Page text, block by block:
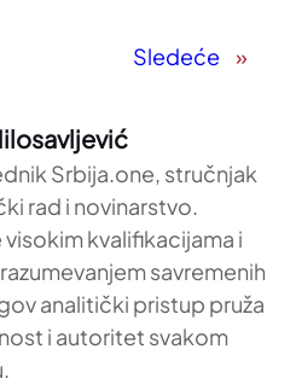
Sledeće »
Srbija.one, stručnjak
rad i novinarstvo.
visokim kvalifikacijama i
savremenih
analitički pristup pruža
i autoritet svakom